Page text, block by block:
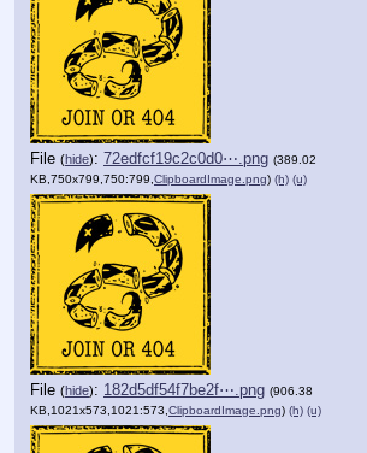
File (hide): 72edfcf19c2c0d0⋯.png (389.02
KB,750x799,750:799, ClipboardImage.png) (h) (u)
File (hide): 182d5df54f7be2f⋯.png (906.38
KB,1021x573,1021:573, ClipboardImage.png) (h) (u)